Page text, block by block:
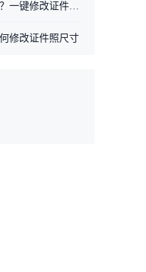
考研证件照要求什么底色？一键修改证件照底色
修改证件照尺寸